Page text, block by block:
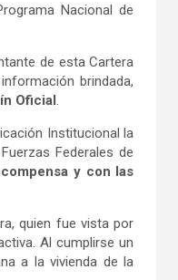
Nacional de
de esta Cartera
brindada,
Oficial.
Institucional la
Federales de
y con las
quien fue vista por
Al cumplirse un
a la vivienda de la